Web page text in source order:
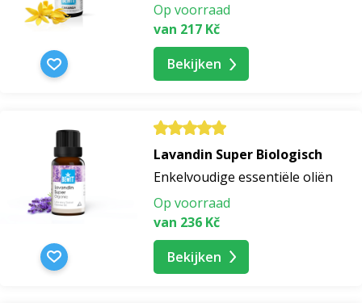
Op voorraad
van 217 Kč
Bekijken
Lavandin Super Biologisch
Enkelvoudige essentiële oliën
Op voorraad
van 236 Kč
Bekijken